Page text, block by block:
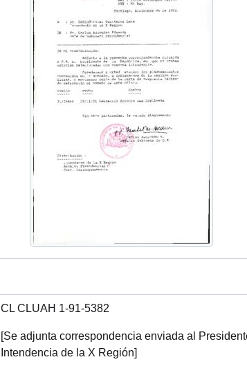
CL CLUAH 1-91-5382
[Se adjunta correspondencia enviada al
Intendencia de la X Región]